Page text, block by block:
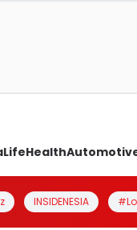
LifeHealth
INSIDENESIA